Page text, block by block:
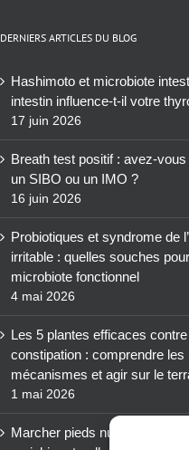
DERNIERS ARTICLES DU BLOG
Hashimoto et microbiote
intestin influence-t-il votre
17 juin 2026
Breath test positif : avez-
un SIBO ou un IMO ?
16 juin 2026
Probiotiques et syndrome de
irritable : quelles souches
microbiote fonctionnel
4 mai 2026
Les 5 plantes efficaces
constipation : comprendre les
mécanismes et agir sur le
1 mai 2026
Marcher pieds nus : un levier